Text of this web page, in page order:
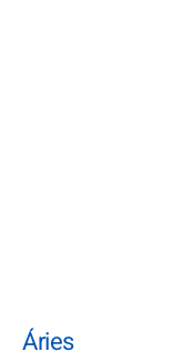
Áries